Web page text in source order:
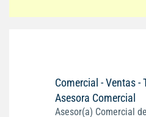
Comercial - Ventas -
Asesora Comercial
Asesor(a) Comercial